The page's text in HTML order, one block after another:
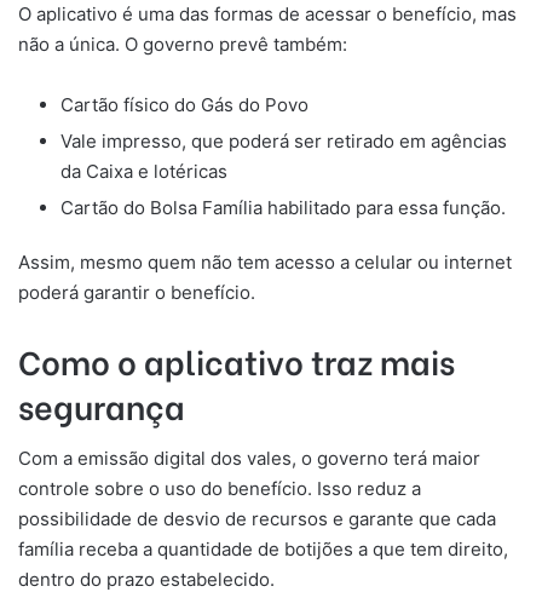
O aplicativo é uma das formas de acessar o benefício, mas
não a única. O governo prevê também:
Cartão físico do Gás do Povo
Vale impresso, que poderá ser retirado em agências
da Caixa e lotéricas
Cartão do Bolsa Família habilitado para essa função.
Assim, mesmo quem não tem acesso a celular ou internet
poderá garantir o benefício.
Como o aplicativo traz mais
segurança
Com a emissão digital dos vales, o governo terá maior
controle sobre o uso do benefício. Isso reduz a
possibilidade de desvio de recursos e garante que cada
família receba a quantidade de botijões a que tem direito,
dentro do prazo estabelecido.